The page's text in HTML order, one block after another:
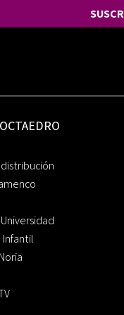
Infantil